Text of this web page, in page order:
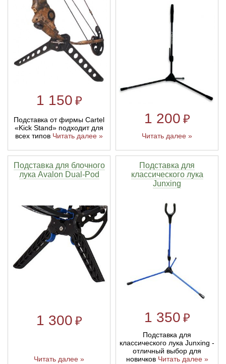
1 150 ₽
Подставка от фирмы Cartel
«Kick Stand» подходит для
всех типов Читать далее »
1 200 ₽
Читать далее »
Подставка для блочного
лука Avalon Dual-Pod
1 300 ₽
Читать далее »
Подставка для
классического лука
Junxing
1 350 ₽
Подставка для
классического лука Junxing -
отличный выбор для
новичков Читать далее »
Линейки для настройки лука
Полочки для лука
Плунжеры для лука
Киссеры для лука
Охотничьи ножи
Ножи складные